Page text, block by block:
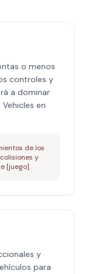
o menos
controles y
a dominar
en
de los
y
[juego].
y
para